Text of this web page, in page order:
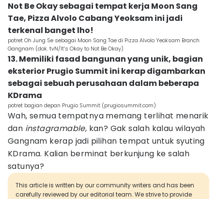
Not Be Okay sebagai tempat kerja Moon Sang
Tae, Pizza Alvolo Cabang Yeoksam ini jadi
terkenal banget lho!
potret Oh Jung Se sebagai Moon Sang Tae di Pizza Alvolo Yeoksam Branch
Gangnam (dok. tvN/It’s Okay to Not Be Okay)
13. Memiliki fasad bangunan yang unik, bagian
eksterior Prugio Summit ini kerap digambarkan
sebagai sebuah perusahaan dalam beberapa
KDrama
potret bagian depan Prugio Summit (prugiosummit.com)
Wah, semua tempatnya memang terlihat menarik
dan instagramable, kan? Gak salah kalau wilayah
Gangnam kerap jadi pilihan tempat untuk syuting
KDrama. Kalian berminat berkunjung ke salah
satunya?
This article is written by our community writers and has been
carefully reviewed by our editorial team. We strive to provide